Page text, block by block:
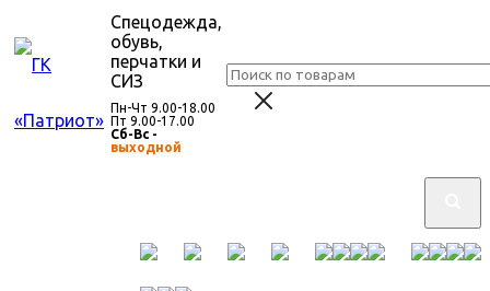
Спецодежда,
обувь,
перчатки и
СИЗ
Пн-Чт 9.00-18.00
Пт 9.00-17.00
Сб-Вс -
выходной